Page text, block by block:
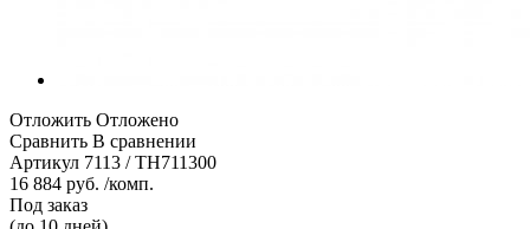
Отложить Отложено
Сравнить В сравнении
Артикул 7113 / TH711300
16 884 руб. /комп.
Под заказ